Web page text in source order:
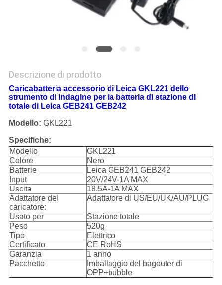
Descrizione di prodotto
Caricabatteria accessorio di Leica GKL221 dello
strumento di indagine per la batteria di stazione di
totale di Leica GEB241 GEB242
Modello: GKL221
Specifiche:
Modello
GKL221
Colore
Nero
Batterie
Leica GEB241 GEB242
Input
20V/24V-1A MAX
Uscita
18.5A-1A MAX
Adattatore del
caricatore:
Adattatore di US/EU/UK/AU/PLUG
Usato per
Stazione totale
Peso
520g
Tipo
Elettrico
Certificato
CE RoHS
Garanzia
1 anno
Pacchetto
Imballaggio del bagouter di
OPP+bubble